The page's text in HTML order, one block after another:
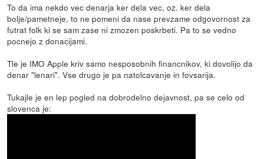
To da ima nekdo vec denarja ker dela vec, oz. ker dela
bolje/pametneje, to ne pomeni da nase prevzame odgovornost za
futrat folk ki se sam zase ni zmozen poskrbeti. Pa to se vedno
pocnejo z donacijami.
Tle je IMO Apple kriv samo nesposobnih financnikov, ki dovolijo da
denar "lenari". Vse drugo je pa natolcavanje in fovsarija.
Tukajle je en lep pogled na dobrodelno dejavnost, pa se celo od
slovenca je: